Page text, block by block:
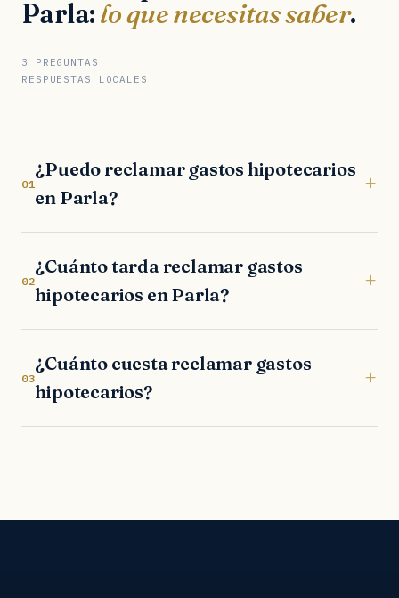
Parla:lo que necesitas saber.
3 PREGUNTAS
RESPUESTAS LOCALES
01
¿Puedo reclamar gastos hipotecarios
en Parla?
+
02
¿Cuánto tarda reclamar gastos
hipotecarios en Parla?
+
03
¿Cuánto cuesta reclamar gastos
hipotecarios?
+